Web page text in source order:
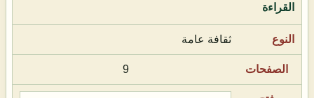
القراءة
ثقافة عامة
9